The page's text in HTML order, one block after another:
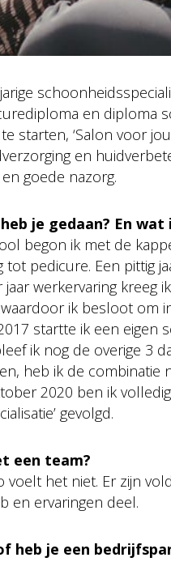
en diploma
starten, ‘Salon voor
en
goede nazorg.
je gedaan? En
begon ik met de
pedicure. Een pittig
jaar werkervaring kreeg
ik besloot om
startte ik een
ik nog de overige 3
heb ik de combinatie
2020 ben ik
gevolgd.
een team?
voelt het niet. Er zijn
en ervaringen deel.
heb je een